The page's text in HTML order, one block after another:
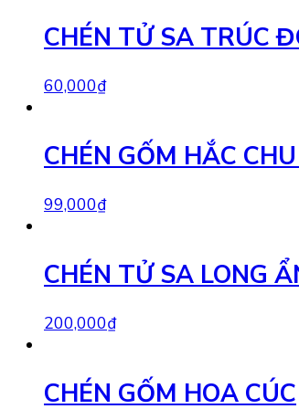
CHÉN TỬ SA TRÚC
60,000₫
CHÉN GỐM HẮC
99,000₫
CHÉN TỬ SA LONG
200,000₫
CHÉN GỐM HOA CÚC